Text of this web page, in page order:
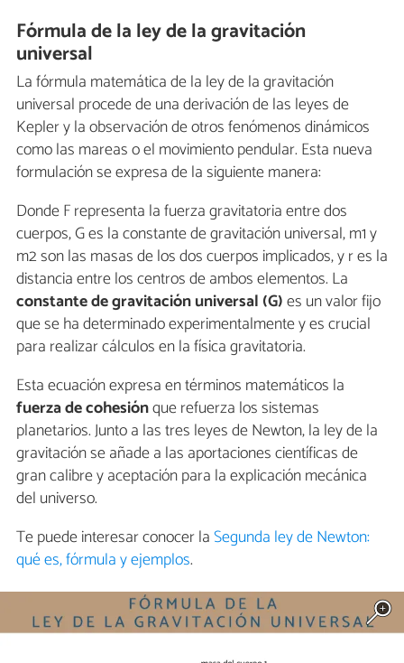
Fórmula de la ley de la gravitación
universal
La fórmula matemática de la ley de la gravitación
universal procede de una derivación de las leyes de
Kepler y la observación de otros fenómenos dinámicos
como las mareas o el movimiento pendular. Esta nueva
formulación se expresa de la siguiente manera:
Donde F representa la fuerza gravitatoria entre dos
cuerpos, G es la constante de gravitación universal, m1 y
m2​ son las masas de los dos cuerpos implicados, y r es la
distancia entre los centros de ambos elementos. La
constante de gravitación universal (G)es un valor fijo
que se ha determinado experimentalmente y es crucial
para realizar cálculos en la física gravitatoria.
Esta ecuación expresa en términos matemáticos la
fuerza de cohesiónque refuerza los sistemas
planetarios. Junto a las tres leyes de Newton, la ley de la
gravitación se añade a las aportaciones científicas de
gran calibre y aceptación para la explicación mecánica
del universo.
Te puede interesar conocer laSegunda ley de Newton:
qué es, fórmula y ejemplos.